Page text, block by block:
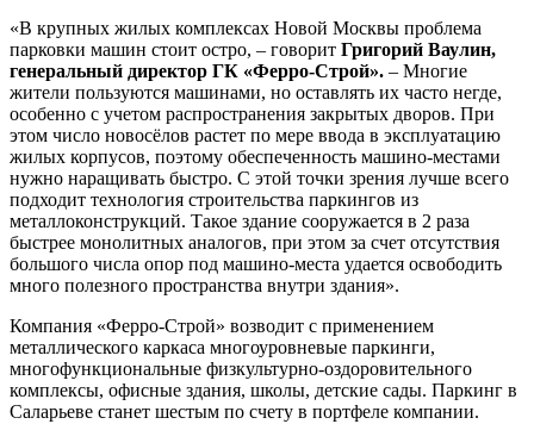
«В крупных жилых комплексах Новой Москвы проблема
парковки машин стоит остро, – говорит Григорий Ваулин,
генеральный директор ГК «Ферро-Строй». – Многие
жители пользуются машинами, но оставлять их часто негде,
особенно с учетом распространения закрытых дворов. При
этом число новосёлов растет по мере ввода в эксплуатацию
жилых корпусов, поэтому обеспеченность машино-местами
нужно наращивать быстро. С этой точки зрения лучше всего
подходит технология строительства паркингов из
металлоконструкций. Такое здание сооружается в 2 раза
быстрее монолитных аналогов, при этом за счет отсутствия
большого числа опор под машино-места удается освободить
много полезного пространства внутри здания».
Компания «Ферро-Строй» возводит с применением
металлического каркаса многоуровневые паркинги,
многофункциональные физкультурно-оздоровительного
комплексы, офисные здания, школы, детские сады. Паркинг в
Саларьеве станет шестым по счету в портфеле компании.